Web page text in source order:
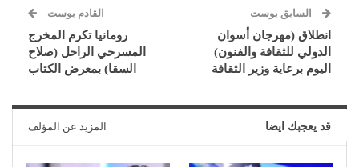
السابق بوست
انطلاق (مهرجان أسوان
الدولي للثقافة والفنون)
اليوم برعاية وزير الثقافة
القادم بوست
رومانيا تكرم المخرج
المسرحي الراحل (صلاح
السقا) بمعرض الكتاب
قد يعجبك ايضا المزيد عن المؤلف